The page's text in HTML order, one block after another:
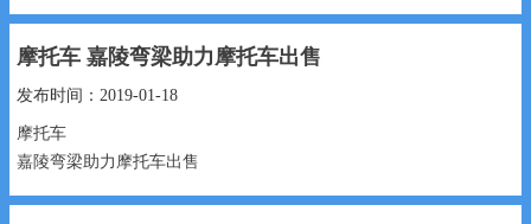
摩托车 嘉陵弯梁助力摩托车出售
发布时间：2019-01-18
摩托车
嘉陵弯梁助力摩托车出售